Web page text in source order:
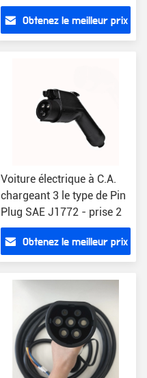
pour le remplissage rapide
Obtenez le meilleur prix
Voiture électrique à C.A.
chargeant 3 le type de Pin
Plug SAE J1772 - prise 2
Obtenez le meilleur prix